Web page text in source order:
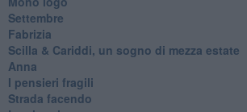
Settembre
Fabrizia
​Scilla & Cariddi, un sogno di mezza estate
Anna
I pensieri fragili
Strada facendo